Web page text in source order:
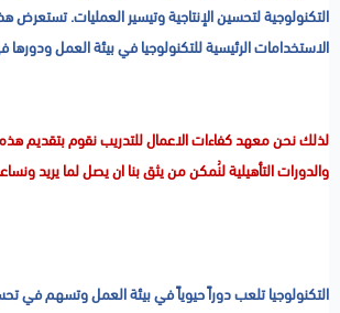
التكنولوجية لتحسين الإنتاجية وتيسير العمليات.
الاستخدامات الرئيسية للتكنولوجيا في بيئة العمل
لذلك نحن معهد كفاءات الاعمال للتدريب نقوم بتقديم هذه
والدورات التأهيلية لنُمكن من يثق بنا ان يصل لما يريد
التكنولوجيا تلعب دوراً حيوياً في بيئة العمل وتسهم في